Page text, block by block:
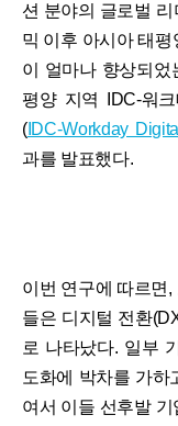
션 분야의 글로벌
믹 이후 아시아 태
이 얼마나 향상되었
평양 지역 IDC-워
(IDC-Workday
과를 발표했다.
이번 연구에 따르면
들은 디지털 전환
로 나타났다. 일부
도화에 박차를 가하
여서 이들 선후발